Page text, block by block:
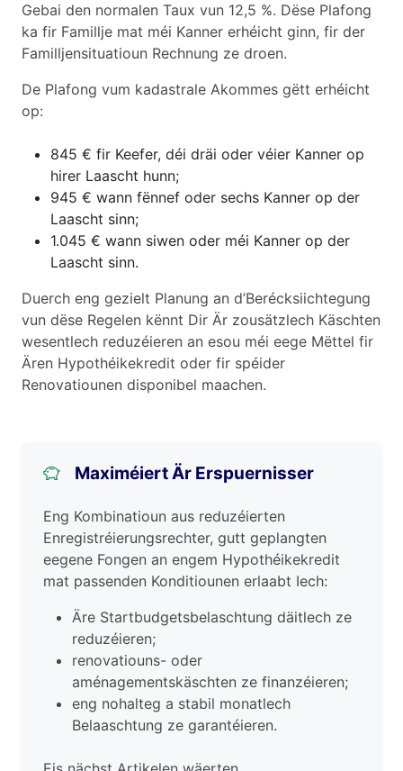
Gebai den normalen Taux vun 12,5 %. Dëse Plafong
ka fir Famillje mat méi Kanner erhéicht ginn, fir der
Familljensituatioun Rechnung ze droen.
De Plafong vum kadastrale Akommes gëtt erhéicht
op:
845 € fir Keefer, déi dräi oder véier Kanner op
hirer Laascht hunn;
945 € wann fënnef oder sechs Kanner op der
Laascht sinn;
1.045 € wann siwen oder méi Kanner op der
Laascht sinn.
Duerch eng gezielt Planung an d’Berécksiichtegung
vun dëse Regelen kënnt Dir Är zousätzlech Käschten
wesentlech reduzéieren an esou méi eege Mëttel fir
Ären Hypothéikekredit oder fir spéider
Renovatiounen disponibel maachen.
Maximéiert Är Erspuernisser
Eng Kombinatioun aus reduzéierten
Enregistréierungsrechter, gutt geplangten
eegene Fongen an engem Hypothéikekredit
mat passenden Konditiounen erlaabt Iech:
Äre Startbudgetsbelaschtung däitlech ze
reduzéieren;
renovatiouns- oder
aménagementskäschten ze finanzéieren;
eng nohalteg a stabil monatlech
Belaaschtung ze garantéieren.